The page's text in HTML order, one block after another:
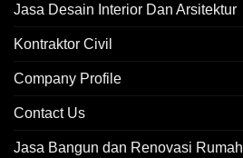
Jasa Desain Interior Dan Arsitektur
Kontraktor Civil
Company Profile
Contact Us
Jasa Bangun dan Renovasi Rumah